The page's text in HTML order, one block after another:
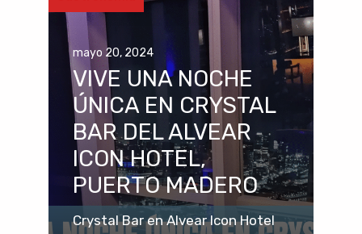
mayo 20, 2024
VIVE UNA NOCHE
ÚNICA EN CRYSTAL
BAR DEL ALVEAR
ICON HOTEL,
PUERTO MADERO
Crystal Bar en Alvear Icon Hotel